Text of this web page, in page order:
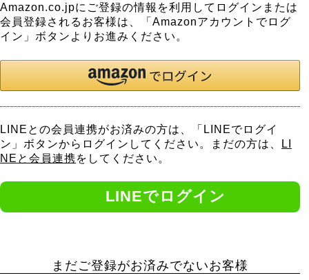
Amazon.co.jpにご登録の情報を利用してログインまたは
会員登録されるお客様は、「Amazonアカウントでログ
イン」ボタンよりお進みください。
LINEとの会員連携がお済みの方は、「LINEでログイ
ン」ボタンからログインしてください。まだの方は、
LI
NEと会員連携をしてください。
まだご登録がお済みでないお客様